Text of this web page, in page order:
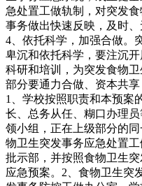
急处置工做轨制，对突发
事务做出快速反映，及时
4、依托科学，加强合做。
卑沉和依托科学，要注沉
科研和培训，为突发食物
部分要通力合做、资本共
1、学校按照职责和本预案
长、总务从任、糊口办理
领小组，正在上级部分的
物卫生突发事务应急处置
批示部，并按照食物卫生
应急预案。2、食物卫生突